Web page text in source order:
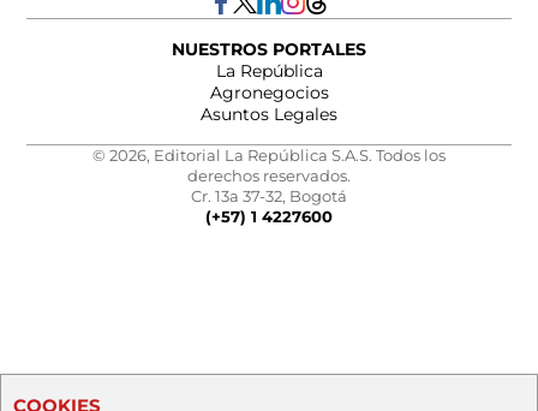
NUESTROS PORTALES
La República
Agronegocios
Asuntos Legales
© 2026, Editorial La República S.A.S. Todos los
derechos reservados.
Cr. 13a 37-32, Bogotá
(+57) 1 4227600
COOKIES